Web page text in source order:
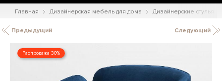
Главная Дизайнерская мебель для дома Дизайнерские стулья
Предыдущий Следующий
Распродажа 30%